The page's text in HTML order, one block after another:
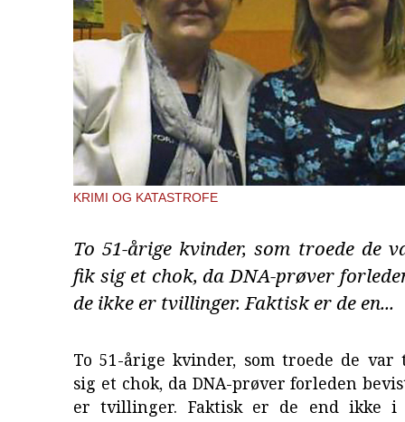
KRIMI OG KATASTROFE
To 51-årige kvinder, som troede de
fik sig et chok, da DNA-prøver
de ikke er tvillinger. Faktisk er de en...
To 51-årige kvinder, som troede de
sig et chok, da DNA-prøver forleden
er tvillinger. Faktisk er de end ikke i